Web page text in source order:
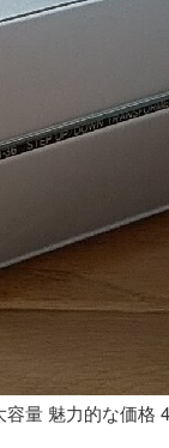
量 魅力的な価格